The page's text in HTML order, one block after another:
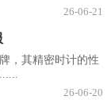
26-06-21
，其精密时计的性
26-06-20